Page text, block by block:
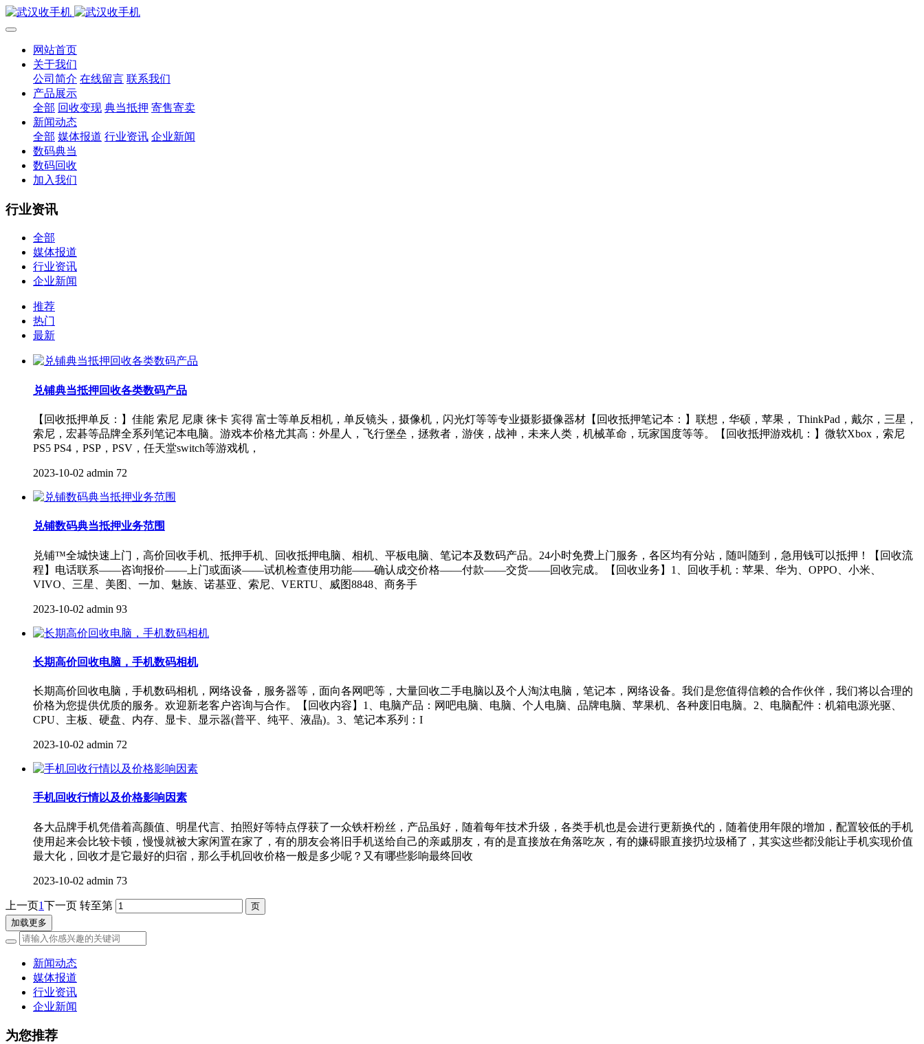
网站首页
关于我们
公司简介 在线留言 联系我们
产品展示
全部 回收变现 典当抵押 寄售寄卖
新闻动态
全部 媒体报道 行业资讯 企业新闻
数码典当
数码回收
加入我们
行业资讯
全部
媒体报道
行业资讯
企业新闻
推荐
热门
最新
兑铺典当抵押回收各类数码产品
【回收抵押单反：】佳能 索尼 尼康 徕卡 宾得 富士等单反相机，单反镜头，摄像机，闪光灯等等专业摄影摄像器材【回收抵押笔记本：】联想，华硕，苹果， ThinkPad，戴尔，三星，
索尼，宏碁等品牌全系列笔记本电脑。游戏本价格尤其高：外星人，飞行堡垒，拯救者，游侠，战神，未来人类，机械革命，玩家国度等等。【回收抵押游戏机：】微软Xbox，索尼
PS5 PS4，PSP，PSV，任天堂switch等游戏机，
2023-10-02 admin 72
兑铺数码典当抵押业务范围
兑铺™全城快速上门，高价回收手机、抵押手机、回收抵押电脑、相机、平板电脑、笔记本及数码产品。24小时免费上门服务，各区均有分站，随叫随到，急用钱可以抵押！【回收流
程】电话联系——咨询报价——上门或面谈——试机检查使用功能——确认成交价格——付款——交货——回收完成。【回收业务】1、回收手机：苹果、华为、OPPO、小米、
VIVO、三星、美图、一加、魅族、诺基亚、索尼、VERTU、威图8848、商务手
2023-10-02 admin 93
长期高价回收电脑，手机数码相机
长期高价回收电脑，手机数码相机，网络设备，服务器等，面向各网吧等，大量回收二手电脑以及个人淘汰电脑，笔记本，网络设备。我们是您值得信赖的合作伙伴，我们将以合理的
价格为您提供优质的服务。欢迎新老客户咨询与合作。【回收内容】1、电脑产品：网吧电脑、电脑、个人电脑、品牌电脑、苹果机、各种废旧电脑。2、电脑配件：机箱电源光驱、
CPU、主板、硬盘、内存、显卡、显示器(普平、纯平、液晶)。3、笔记本系列：I
2023-10-02 admin 72
手机回收行情以及价格影响因素
各大品牌手机凭借着高颜值、明星代言、拍照好等特点俘获了一众铁杆粉丝，产品虽好，随着每年技术升级，各类手机也是会进行更新换代的，随着使用年限的增加，配置较低的手机
使用起来会比较卡顿，慢慢就被大家闲置在家了，有的朋友会将旧手机送给自己的亲戚朋友，有的是直接放在角落吃灰，有的嫌碍眼直接扔垃圾桶了，其实这些都没能让手机实现价值
最大化，回收才是它最好的归宿，那么手机回收价格一般是多少呢？又有哪些影响最终回收
2023-10-02 admin 73
上一页1下一页 转至第
加载更多
新闻动态
媒体报道
行业资讯
企业新闻
为您推荐